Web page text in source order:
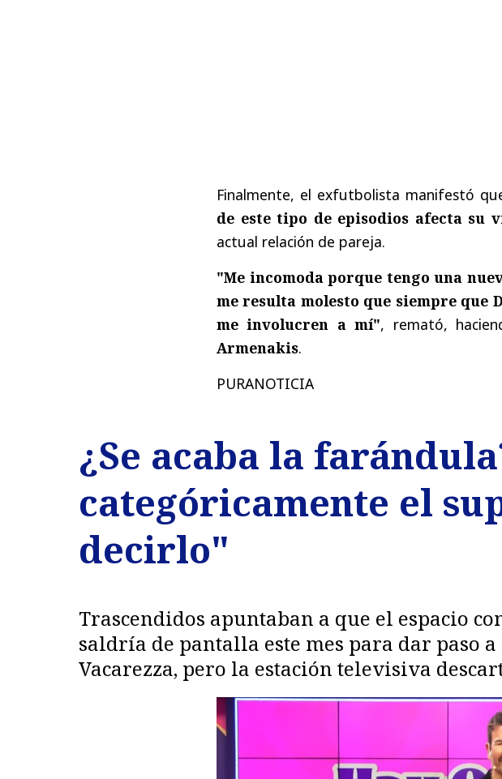
Finalmente, el exfutbolista manifestó
de este tipo de episodios afecta su
actual relación de pareja.
"Me incomoda porque tengo una
me resulta molesto que siempre que
me involucren a mí", remató,
Armenakis.
PURANOTICIA
¿Se acaba la
categóricamente el
decirlo"
Trascendidos apuntaban a que el espacio
saldría de pantalla este mes para dar paso
Vacarezza, pero la estación televisiva